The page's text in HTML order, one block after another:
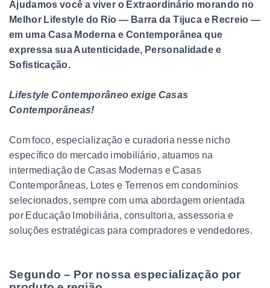
Ajudamos você a viver o Extraordinário morando no
Melhor Lifestyle do Rio — Barra da Tijuca e Recreio —
em uma Casa Moderna e Contemporânea que
expressa sua Autenticidade, Personalidade e
Sofisticação.
Lifestyle Contemporâneo exige Casas
Contemporâneas!
Com foco, especialização e curadoria nesse nicho
específico do mercado imobiliário, atuamos na
intermediação de Casas Modernas e Casas
Contemporâneas, Lotes e Terrenos em condomínios
selecionados, sempre com uma abordagem orientada
por Educação Imobiliária, consultoria, assessoria e
soluções estratégicas para compradores e vendedores.
Segundo – Por nossa especialização por